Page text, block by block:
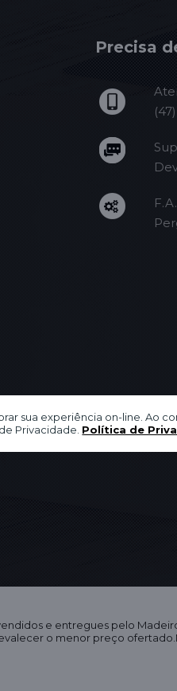
sua experiência on-line. Ao
Privacidade. Política de
Precisa
e entregues pelo
o menor preço